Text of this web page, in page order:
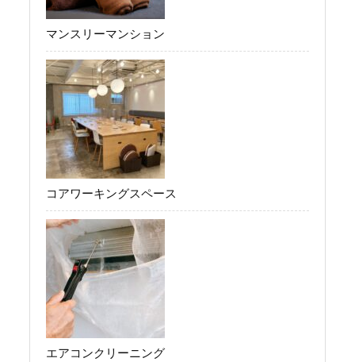
マンスリーマンション
コアワーキングスペース
エアコンクリーニング